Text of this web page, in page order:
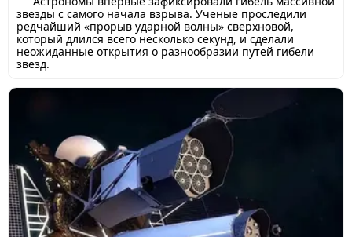
звезды с самого начала взрыва. Ученые проследили
редчайший «прорыв ударной волны» сверхновой,
который длился всего несколько секунд, и сделали
неожиданные открытия о разнообразии путей гибели
звезд.